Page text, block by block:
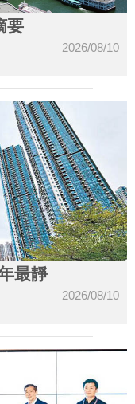
要
2026/08/10
最靜
2026/08/10